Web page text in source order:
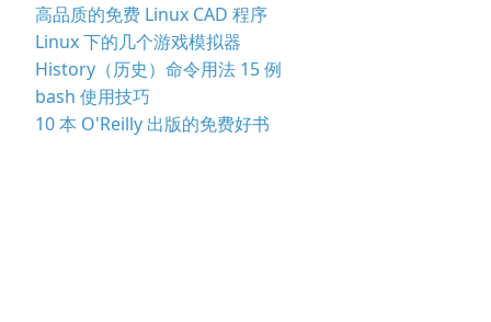
高品质的免费 Linux CAD 程序
Linux 下的几个游戏模拟器
History（历史）命令用法 15 例
bash 使用技巧
10 本 O'Reilly 出版的免费好书